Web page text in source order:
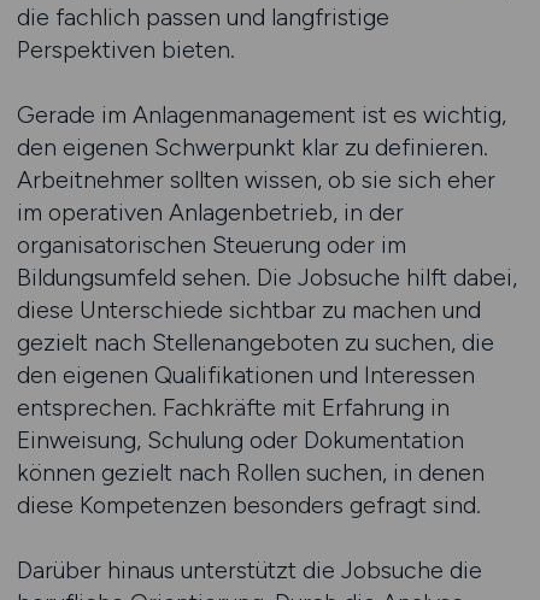
die fachlich passen und langfristige
Perspektiven bieten.
Gerade im Anlagenmanagement ist es wichtig,
den eigenen Schwerpunkt klar zu definieren.
Arbeitnehmer sollten wissen, ob sie sich eher
im operativen Anlagenbetrieb, in der
organisatorischen Steuerung oder im
Bildungsumfeld sehen. Die Jobsuche hilft dabei,
diese Unterschiede sichtbar zu machen und
gezielt nach Stellenangeboten zu suchen, die
den eigenen Qualifikationen und Interessen
entsprechen. Fachkräfte mit Erfahrung in
Einweisung, Schulung oder Dokumentation
können gezielt nach Rollen suchen, in denen
diese Kompetenzen besonders gefragt sind.
Darüber hinaus unterstützt die Jobsuche die